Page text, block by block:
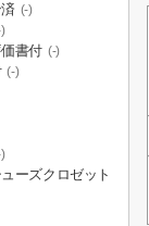
(-)
書付 (-)
(-)
ーズクロゼット